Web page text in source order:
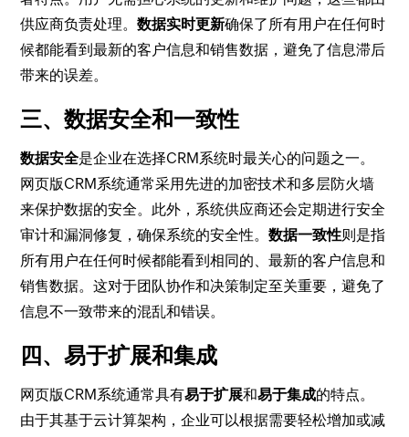
供应商负责处理。数据实时更新确保了所有用户在任何时
候都能看到最新的客户信息和销售数据，避免了信息滞后
带来的误差。
三、数据安全和一致性
数据安全是企业在选择CRM系统时最关心的问题之一。
网页版CRM系统通常采用先进的加密技术和多层防火墙
来保护数据的安全。此外，系统供应商还会定期进行安全
审计和漏洞修复，确保系统的安全性。数据一致性则是指
所有用户在任何时候都能看到相同的、最新的客户信息和
销售数据。这对于团队协作和决策制定至关重要，避免了
信息不一致带来的混乱和错误。
四、易于扩展和集成
网页版CRM系统通常具有易于扩展和易于集成的特点。
由于其基于云计算架构，企业可以根据需要轻松增加或减